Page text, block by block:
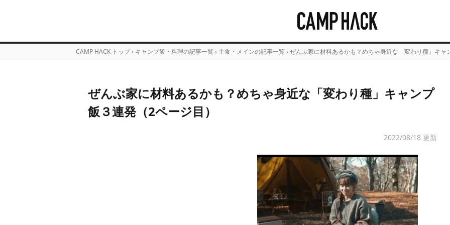
CAMP HACK トップ › キャンプ飯・料理の記事一覧 › 主食・メインの記事一覧 › ぜんぶ家に材料あるかも？めちゃ身近な「変わり種」キャ
ぜんぶ家に材料あるかも？めちゃ身近な「変わり種」キャンプ
飯３連発（2ページ目）
2022/08/18 更新